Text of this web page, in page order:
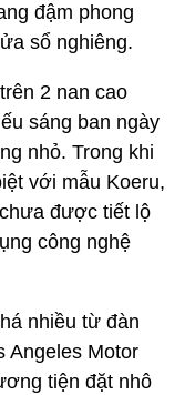
đậm phong
sổ nghiêng.
2 nan cao
sáng ban ngày
nhỏ. Trong khi
với mẫu Koeru,
được tiết lộ
công nghệ
nhiều từ đàn
Angeles Motor
tiện đặt nhô